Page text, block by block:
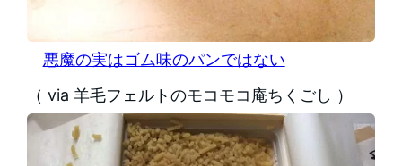
悪魔の実はゴム味のパンではない
（ via 羊毛フェルトのモコモコ庵ちくごし ）